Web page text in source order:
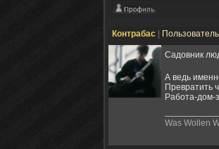
Контрабас
Садовник
А ведь
Превратить
Работа-дом-
Was Wollen